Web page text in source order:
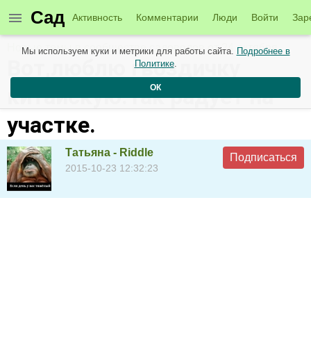
Сад Активность Комментарии Люди Войти
Новые темы в сообществе садоводов от 24 октября
Вот,люблю гвоздичку
китайскую.Так радует на
участке.
Татьяна - Riddle
2015-10-23 12:32:23
Подписаться
Мы используем куки и метрики для работы сайта. Подробнее в
Политике.
ОК